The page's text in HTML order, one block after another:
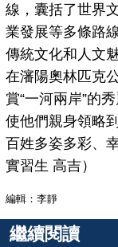
線，囊括了世界
業發展等多條路
傳統文化和人文
在瀋陽奧林匹克
賞“一河兩岸”的
使他們親身領略
百姓多姿多彩、
實習生 高吉）
編輯：李靜
繼續閱讀